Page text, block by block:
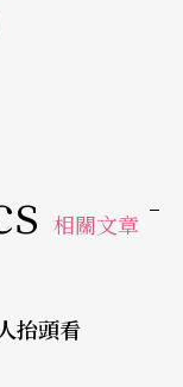
曖昧情愫。
劉文琪5到7
塗鴉，其實是
兒時塗鴉畫
層顯影，像
相關文章
抬頭看